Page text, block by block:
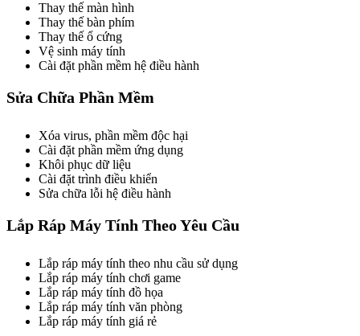
Thay thế màn hình
Thay thế bàn phím
Thay thế ổ cứng
Vệ sinh máy tính
Cài đặt phần mềm hệ điều hành
Sửa Chữa Phần Mềm
Xóa virus, phần mềm độc hại
Cài đặt phần mềm ứng dụng
Khôi phục dữ liệu
Cài đặt trình điều khiển
Sửa chữa lỗi hệ điều hành
Lắp Ráp Máy Tính Theo Yêu Cầu
Lắp ráp máy tính theo nhu cầu sử dụng
Lắp ráp máy tính chơi game
Lắp ráp máy tính đồ họa
Lắp ráp máy tính văn phòng
Lắp ráp máy tính giá rẻ